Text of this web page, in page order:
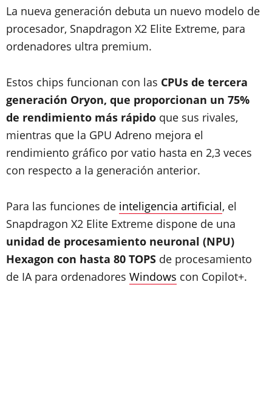
La nueva generación debuta un nuevo modelo de
procesador, Snapdragon X2 Elite Extreme, para
ordenadores ultra premium.
Estos chips funcionan con las CPUs de tercera
generación Oryon, que proporcionan un 75%
de rendimiento más rápido que sus rivales,
mientras que la GPU Adreno mejora el
rendimiento gráfico por vatio hasta en 2,3 veces
con respecto a la generación anterior.
Para las funciones de inteligencia artificial, el
Snapdragon X2 Elite Extreme dispone de una
unidad de procesamiento neuronal (NPU)
Hexagon con hasta 80 TOPS de procesamiento
de IA para ordenadores Windows con Copilot+.